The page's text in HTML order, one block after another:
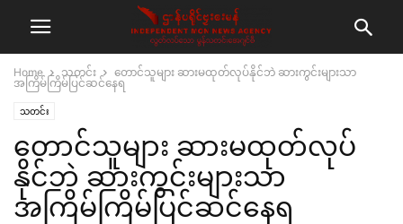
Home သတင်း
တောင်သူများ ဆားမထုတ်လုပ်နိုင်ဘဲ ဆားကွင်းများသာ
အကြိမ်ကြိမ်ပြင်ဆင်နေရ
သတင်း
တောင်သူများ ဆားမထုတ်လုပ်
နိုင်ဘဲ ဆားကွင်းများသာ
အကြိမ်ကြိမ်ပြင်ဆင်နေရ